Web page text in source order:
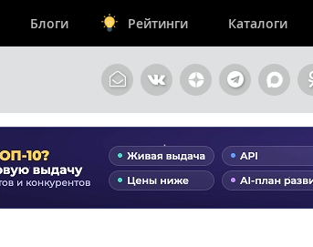
Блоги Рейтинги Каталоги